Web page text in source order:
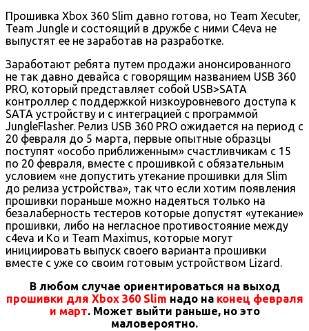
Прошивка Xbox 360 Slim давно готова, но Team Xecuter,
Team Jungle и состоящий в дружбе с ними C4eva не
выпустят ее не заработав на разработке.
Заработают ребята путем продажи анонсированного
не так давно девайса с говорящим названием USB 360
PRO, который представляет собой USB>SATA
контроллер с поддержкой низкоуровневого доступа к
SATA устройству и с интеграцией с программой
JungleFlasher. Релиз USB 360 PRO ожидается на период с
20 февраля до 5 марта, первые опытные образцы
поступят «особо приближенным» счастливчикам с 15
по 20 февраля, вместе с прошивкой с обязательным
условием «не допустить утекание прошивки для Slim
до релиза устройства», так что если хотим появления
прошивки пораньше можно надеяться только на
безалаберность тестеров которые допустят «утекание»
прошивки, либо на негласное противостояние между
c4eva и Ko и Team Maximus, которые могут
инициировать выпуск своего варианта прошивки
вместе с уже со своим готовым устройством Lizard.
В любом случае ориентироваться на выход
прошивки для Xbox 360 Slim надо на конец февраля
и март. Может выйти раньше, но это
маловероятно.